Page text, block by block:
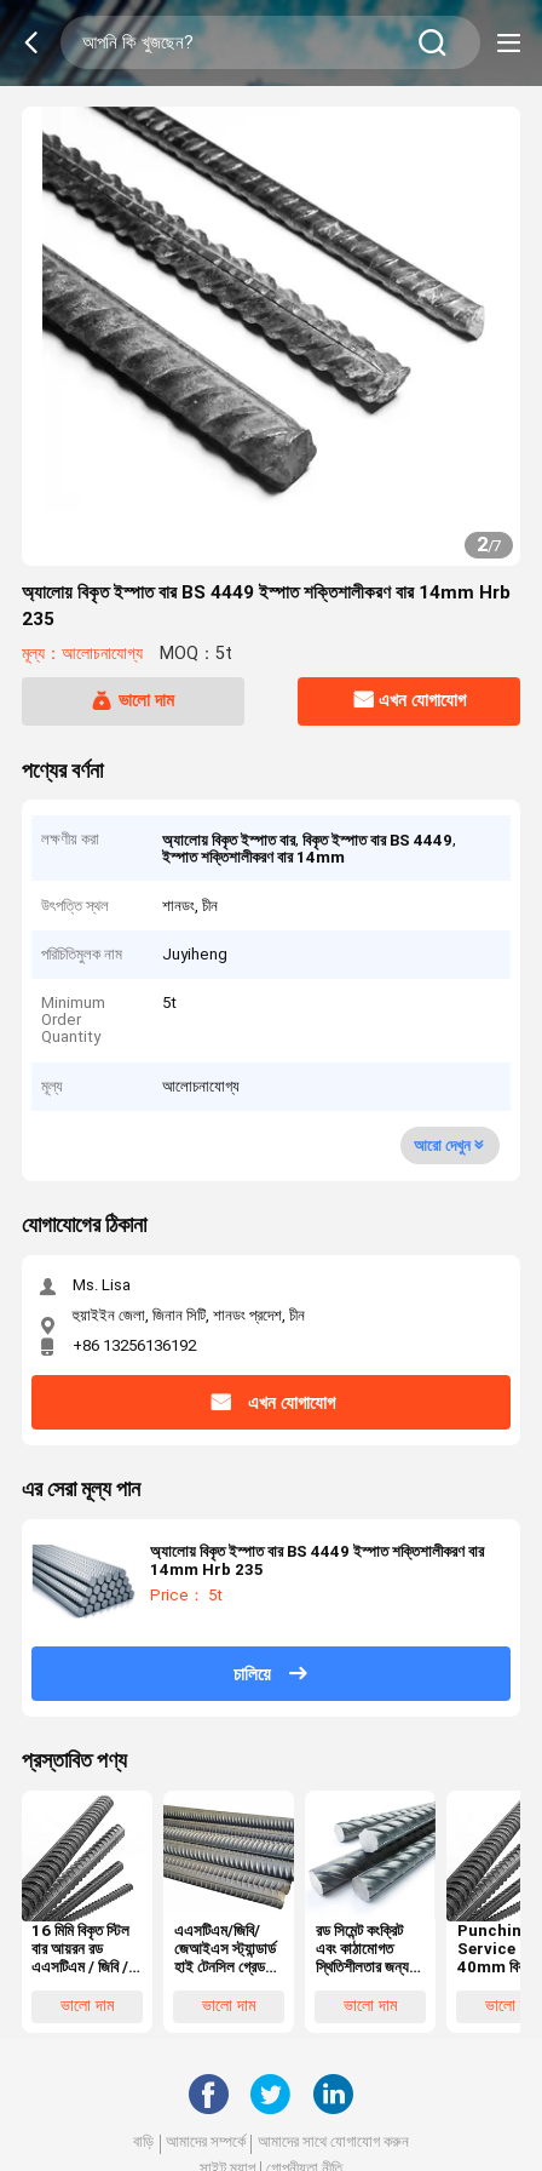
2/7
অ্যালোয় বিকৃত ইস্পাত বার BS 4449 ইস্পাত শক্তিশালীকরণ বার 14mm Hrb
235
মূল্য：আলোচনাযোগ্য MOQ：5t
ভালো দাম এখন যোগাযোগ
পণ্যের বর্ণনা
লক্ষণীয় করা অ্যালোয় বিকৃত ইস্পাত বার,বিকৃত ইস্পাত বার BS 4449,
ইস্পাত শক্তিশালীকরণ বার 14mm
উৎপত্তি স্থল শানডং, চীন
পরিচিতিমুলক নাম Juyiheng
Minimum
Order
Quantity
5t
মূল্য আলোচনাযোগ্য
আরো দেখুন
যোগাযোগের ঠিকানা
Ms. Lisa
হুয়াইইন জেলা, জিনান সিটি, শানডং প্রদেশ, চীন
+86 13256136192
এখন যোগাযোগ
এর সেরা মূল্য পান
অ্যালোয় বিকৃত ইস্পাত বার BS 4449 ইস্পাত শক্তিশালীকরণ বার
14mm Hrb 235
Price： 5t
চালিয়ে
প্রস্তাবিত পণ্য
16 মিমি বিকৃত স্টিল
বার আয়রন রড
এএসটিএম / জিবি /
10 মিমি 12 মিমি এ
ভালো দাম
এএসটিএম/জিবি/
জেআইএস স্ট্যান্ডার্ড
হাই টেনসিল গ্রেড
সার্ভিস ১৪ মিমি
ভালো দাম
রড সিমেন্ট কংক্রিট
এবং কাঠামোগত
স্থিতিশীলতার জন্য
ইস্পাত বার খাদ
Hrb500
ভালো দাম
Punching
Service
40mm বিকৃত
রড ধাতু উচ্চ
ভালো দাম
বাড়ি আমাদের সম্পর্কে
আমাদের সাথে যোগাযোগ করুন